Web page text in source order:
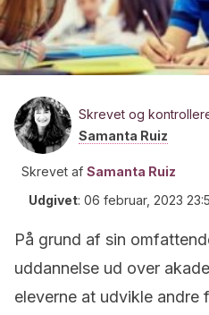
Skrevet og
Samanta Ruiz
Skrevet af Samanta Ruiz
Udgivet: 06 februar, 2023
På grund af sin
uddannelse ud over
eleverne at udvikle